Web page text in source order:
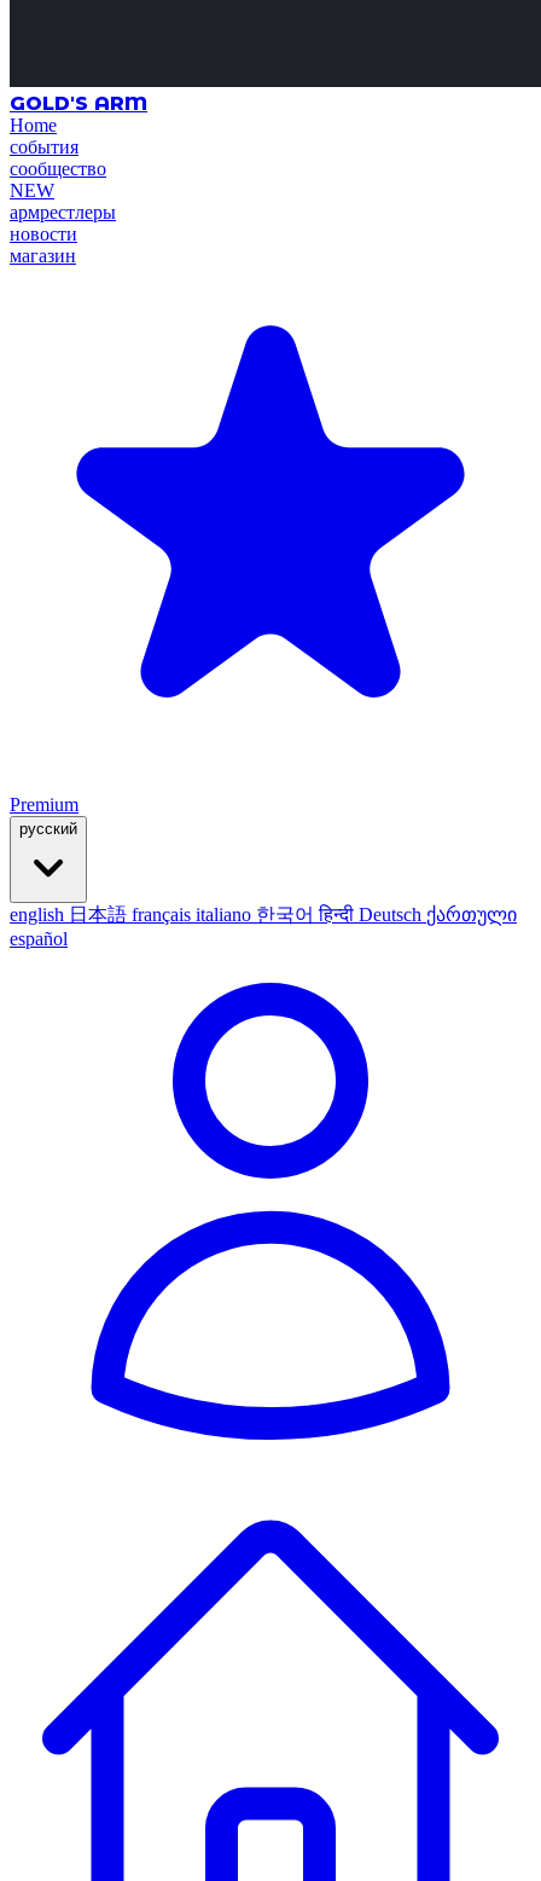
GOLD'S ARM
Home
события
сообщество
NEW
армрестлеры
новости
магазин
Premium
русский
english 日本語 français italiano 한국어हिन्दी Deutsch ქართული
español